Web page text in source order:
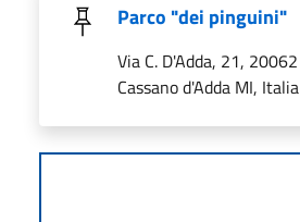
Parco "dei pinguini"
Via C. D'Adda, 21, 20062
Cassano d'Adda MI, Italia